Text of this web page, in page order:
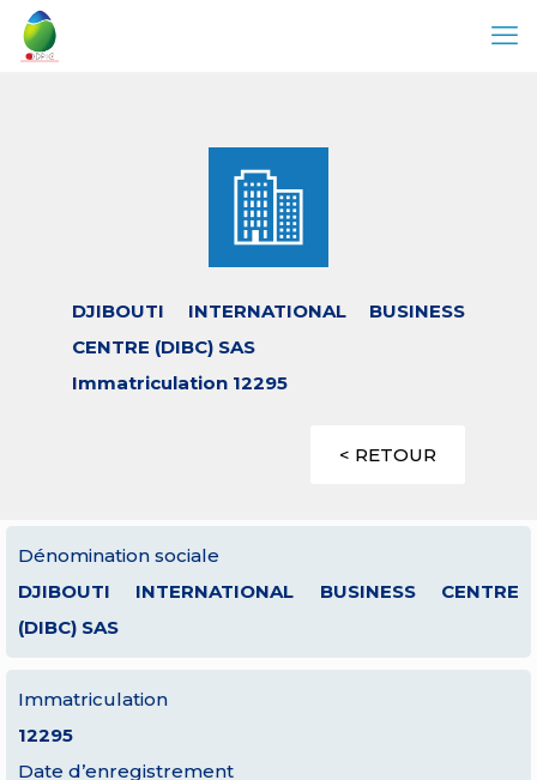
DJIBOUTI INTERNATIONAL BUSINESS
CENTRE (DIBC) SAS
Immatriculation 12295
< RETOUR
Dénomination sociale
DJIBOUTI INTERNATIONAL BUSINESS CENTRE
(DIBC) SAS
Immatriculation
12295
Date d’enregistrement